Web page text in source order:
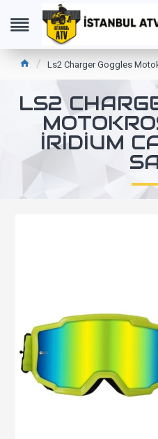
Ls2 Charger Goggles
LS2
IRIDIUM